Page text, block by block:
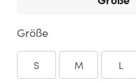
Größe
S M L